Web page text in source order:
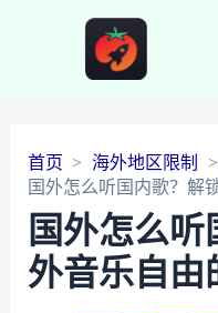
首页
海外地区限制
国外怎么听国内歌？解
国外怎么
外音乐自由